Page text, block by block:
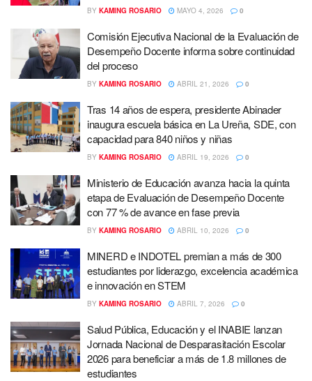
BY KAMING ROSARIO MAYO 4, 2026 0
Comisión Ejecutiva Nacional de la Evaluación de
Desempeño Docente informa sobre continuidad
del proceso
BY KAMING ROSARIO ABRIL 21, 2026 0
Tras 14 años de espera, presidente Abinader
inaugura escuela básica en La Ureña, SDE, con
capacidad para 840 niños y niñas
BY KAMING ROSARIO ABRIL 19, 2026 0
Ministerio de Educación avanza hacia la quinta
etapa de Evaluación de Desempeño Docente
con 77 % de avance en fase previa
BY KAMING ROSARIO ABRIL 10, 2026 0
MINERD e INDOTEL premian a más de 300
estudiantes por liderazgo, excelencia académica
e innovación en STEM
BY KAMING ROSARIO ABRIL 7, 2026 0
Salud Pública, Educación y el INABIE lanzan
Jornada Nacional de Desparasitación Escolar
2026 para beneficiar a más de 1.8 millones de
estudiantes